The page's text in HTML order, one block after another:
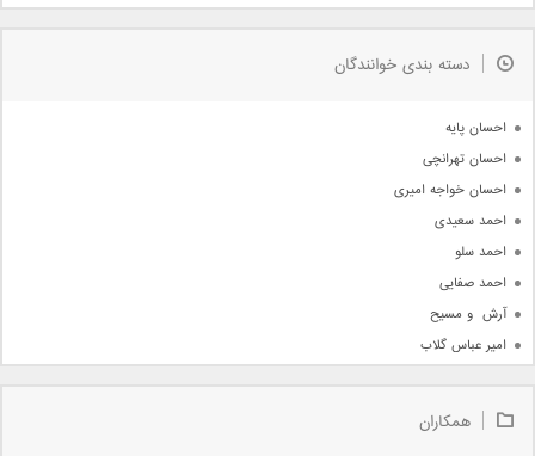
مذهبی
جدیدترین ها
دسته بندی خوانندگان
احسان پایه
احسان تهرانچی
احسان خواجه امیری
احمد سعیدی
احمد سلو
احمد صفایی
آرش  و مسیح
امیر عباس گلاب
امیر علی
همکاران